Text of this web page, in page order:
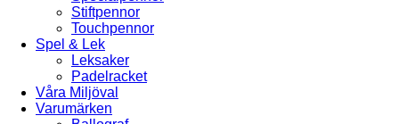
Stiftpennor
Touchpennor
Spel & Lek
Leksaker
Padelracket
Våra Miljöval
Varumärken